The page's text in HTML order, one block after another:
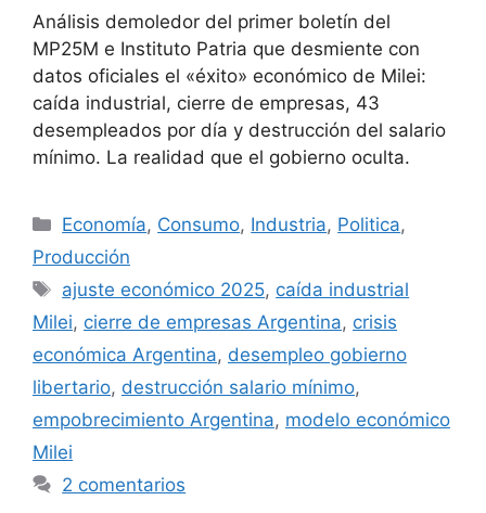
Análisis demoledor del primer boletín del
MP25M e Instituto Patria que desmiente con
datos oficiales el «éxito» económico de Milei:
caída industrial, cierre de empresas, 43
desempleados por día y destrucción del salario
mínimo. La realidad que el gobierno oculta.
Economía, Consumo, Industria, Politica,
Producción
ajuste económico 2025, caída industrial
Milei, cierre de empresas Argentina, crisis
económica Argentina, desempleo gobierno
libertario, destrucción salario mínimo,
empobrecimiento Argentina, modelo económico
Milei
2 comentarios